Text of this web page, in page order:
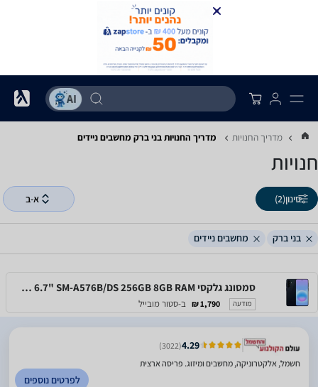
מדריך החנויות מדריך החנויות ‏בני ברק ‏מחשבים ניידים
חנויות
סינון(2) א-ב
בני ברק מחשבים ניידים
סמסונג גלקסי Samsung Galaxy A57 5G 6.7" SM-A576B/DS 256GB 8GB RAM
מודעה 1,790 ₪ ב-סטור מובייל
4.29
(3022)
חשמל, אלקטרוניקה, מחשבים ומיזוג. פריסה ארצית
לפרטים נוספים